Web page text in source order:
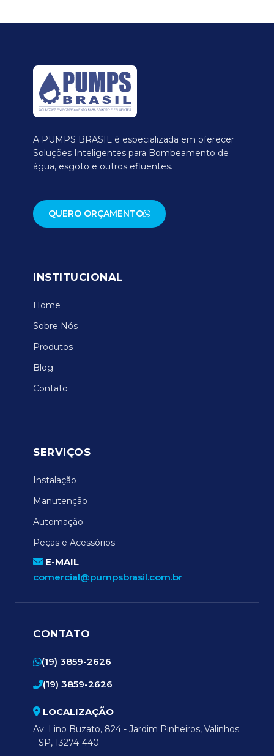
A PUMPS BRASIL é especializada em oferecer
Soluções Inteligentes para Bombeamento de
água, esgoto e outros efluentes.
QUERO ORÇAMENTO
INSTITUCIONAL
Home
Sobre Nós
Produtos
Blog
Contato
SERVIÇOS
Instalação
Manutenção
Automação
Peças e Acessórios
E-MAIL
comercial@pumpsbrasil.com.br
CONTATO
(19) 3859-2626
(19) 3859-2626
LOCALIZAÇÃO
Av. Lino Buzato, 824 - Jardim Pinheiros, Valinhos
- SP, 13274-440